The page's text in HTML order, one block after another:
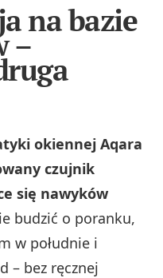
na bazie
–
okiennej Aqara
czujnik
się nawyków
budzić o poranku,
w południe i
– bez ręcznej